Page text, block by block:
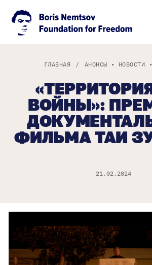
ГЛАВНАЯ / АНОНСЫ • НОВОСТИ
ВОЙНЫ»:
ФИЛЬМА ТАИ
21.02.2024